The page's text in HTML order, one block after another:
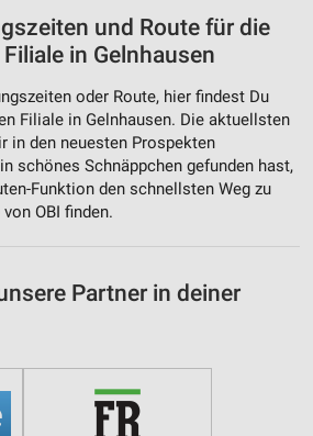
und Route für die
in Gelnhausen
oder Route, hier findest Du
Filiale in Gelnhausen. Die aktuellsten
in den neuesten Prospekten
schönes Schnäppchen gefunden hast,
Funktion den schnellsten Weg zu
OBI finden.
Partner in deiner